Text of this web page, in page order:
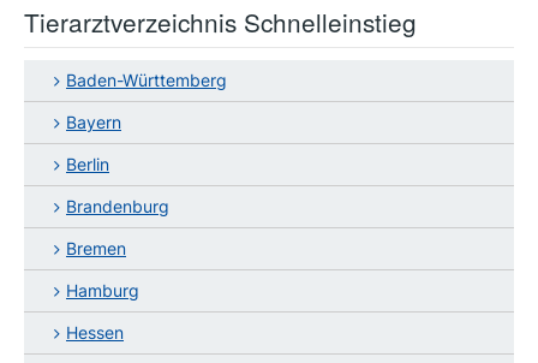
Tierarztverzeichnis Schnelleinstieg
Baden-Württemberg
Bayern
Berlin
Brandenburg
Bremen
Hamburg
Hessen